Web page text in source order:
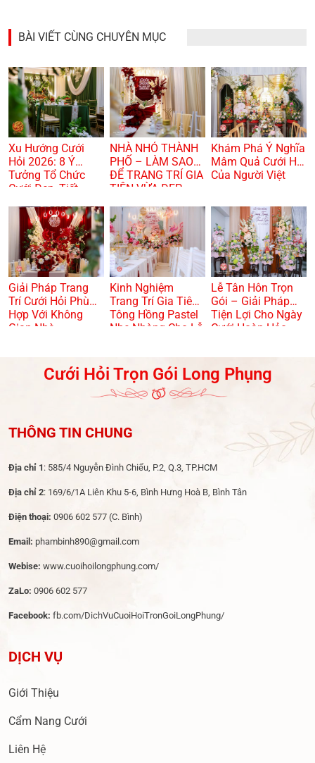
BÀI VIẾT CÙNG CHUYÊN MỤC
Xu Hướng Cưới
Hỏi 2026: 8 Ý
Tưởng Tổ Chức
Cưới Đẹp, Tiết
NHÀ NHỎ THÀNH
PHỐ – LÀM SAO
ĐỂ TRANG TRÍ GIA
TIÊN VỪA ĐẸP
TRỌNG? 🏠🌸
Khám Phá Ý Nghĩa
Mâm Quả Cưới Hỏi
Của Người Việt
Giải Pháp Trang
Trí Cưới Hỏi Phù
Hợp Với Không
Gian Nhà
Kinh Nghiệm
Trang Trí Gia Tiên
Tông Hồng Pastel
Nhẹ Nhàng Cho Lễ
Lễ Tân Hôn Trọn
Gói – Giải Pháp
Tiện Lợi Cho Ngày
Cưới Hoàn Hảo
Cưới Hỏi Trọn Gói Long Phụng
THÔNG TIN CHUNG
Địa chỉ 1 : 585/4 Nguyễn Đình Chiểu, P.2, Q.3, TP.HCM
Địa chỉ 2: 169/6/1A Liên Khu 5-6, Bình Hưng Hoà B, Bình Tân
Điện thoại: 0906 602 577 (C. Bình)
Email: phambinh890@gmail.com
Webise: www.cuoihoilongphung.com/
ZaLo: 0906 602 577
Facebook: fb.com/DichVuCuoiHoiTronGoiLongPhung/
DỊCH VỤ
Giới Thiệu
Cẩm Nang Cưới
Liên Hệ